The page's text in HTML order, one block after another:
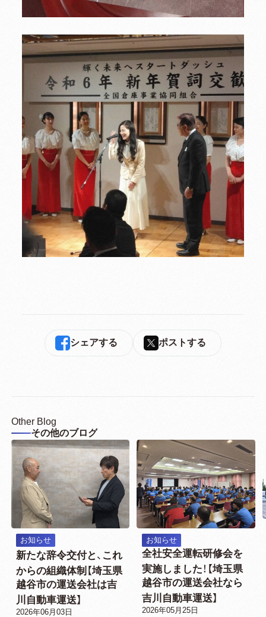
シェアする ポストする
その他のブログ
Other Blog
お知らせ
新たな辞令交付と、これ
からの組織体制【埼玉県
越谷市の運送会社は吉
川自動車運送】
2026年06月03日
お知らせ
全社安全運転研修会を
実施しました！【埼玉県
越谷市の運送会社なら
吉川自動車運送】
2026年05月25日